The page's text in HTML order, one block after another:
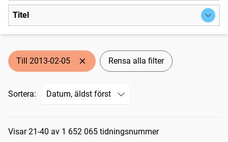
Titel
Till 2013-02-05 Rensa alla filter
Sortera:
Sökresultat
Visar 21-40 av 1 652 065 tidningsnummer